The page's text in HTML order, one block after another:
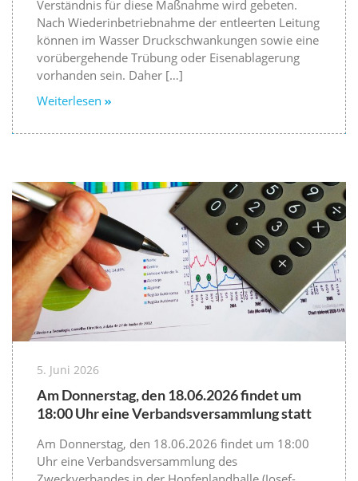
Verständnis für diese Maßnahme wird gebeten.
Nach Wiederinbetriebnahme der entleerten Leitung
können im Wasser Druckschwankungen sowie eine
vorübergehende Trübung oder Eisenablagerung
vorhanden sein. Daher […]
Weiterlesen
5. Juni 2026
Am Donnerstag, den 18.06.2026 findet um
18:00 Uhr eine Verbandsversammlung statt
Am Donnerstag, den 18.06.2026 findet um 18:00
Uhr eine Verbandsversammlung des